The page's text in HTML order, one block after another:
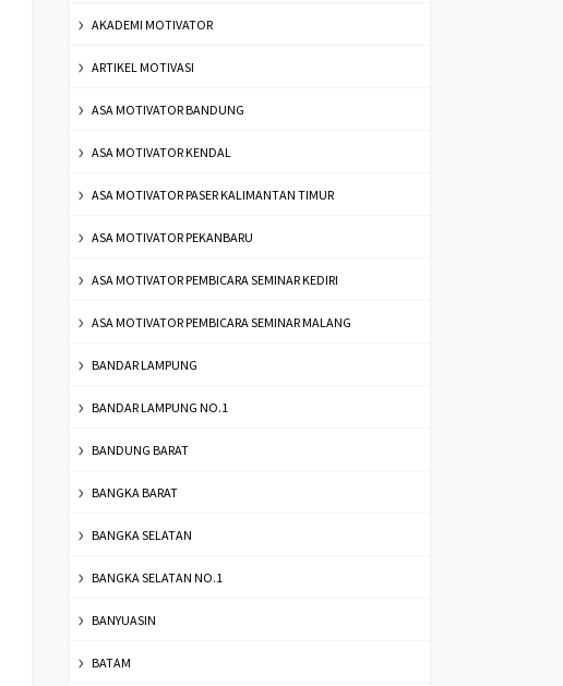
AKADEMI MOTIVATOR
ARTIKEL MOTIVASI
ASA MOTIVATOR BANDUNG
ASA MOTIVATOR KENDAL
ASA MOTIVATOR PASER KALIMANTAN TIMUR
ASA MOTIVATOR PEKANBARU
ASA MOTIVATOR PEMBICARA SEMINAR KEDIRI
ASA MOTIVATOR PEMBICARA SEMINAR MALANG
BANDAR LAMPUNG
BANDAR LAMPUNG NO.1
BANDUNG BARAT
BANGKA BARAT
BANGKA SELATAN
BANGKA SELATAN NO.1
BANYUASIN
BATAM